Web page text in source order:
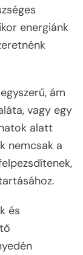
energiánk
ám
vagy egy
alatt
nemcsak a
és